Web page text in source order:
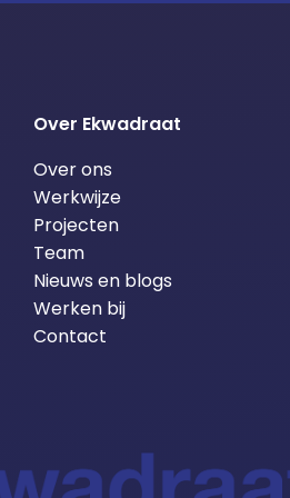
Over Ekwadraat
Over ons
Werkwijze
Projecten
Team
Nieuws en blogs
Werken bij
Contact